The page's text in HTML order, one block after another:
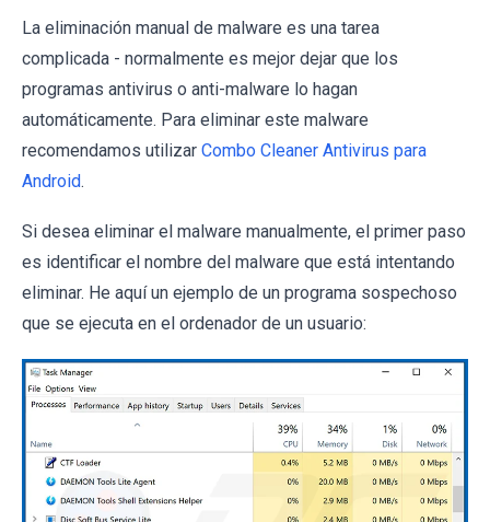
La eliminación manual de malware es una tarea
complicada - normalmente es mejor dejar que los
programas antivirus o anti-malware lo hagan
automáticamente. Para eliminar este malware
recomendamos utilizar Combo Cleaner Antivirus para
Android.
Si desea eliminar el malware manualmente, el primer paso
es identificar el nombre del malware que está intentando
eliminar. He aquí un ejemplo de un programa sospechoso
que se ejecuta en el ordenador de un usuario: